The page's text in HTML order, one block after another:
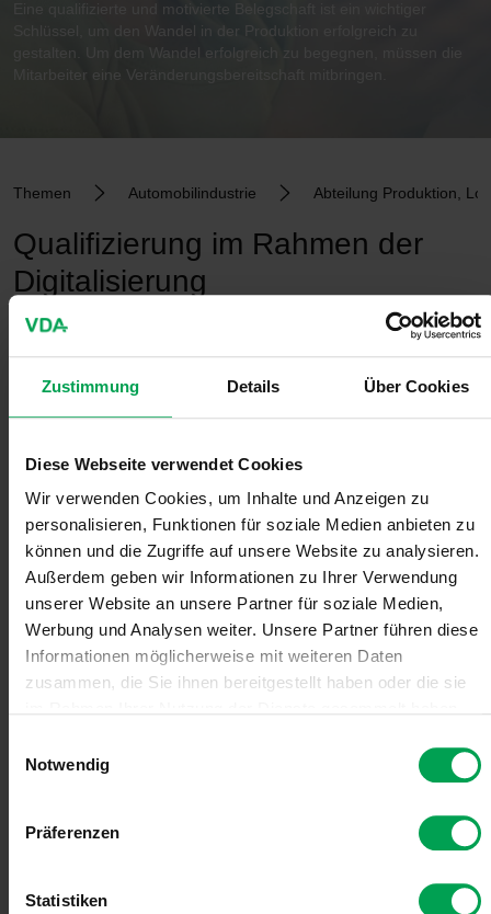
Zustimmung Details Über Cookies
Diese Webseite verwendet Cookies
Wir verwenden Cookies, um Inhalte und Anzeigen zu
personalisieren, Funktionen für soziale Medien anbieten zu
können und die Zugriffe auf unsere Website zu analysieren.
Außerdem geben wir Informationen zu Ihrer Verwendung
unserer Website an unsere Partner für soziale Medien,
Werbung und Analysen weiter. Unsere Partner führen diese
Informationen möglicherweise mit weiteren Daten
zusammen, die Sie ihnen bereitgestellt haben oder die sie
Notwendig
Präferenzen
Statistiken
Eine qualifizierte und motivierte Belegschaft ist ein wichtiger
Schlüssel, um den Wandel in der Produktion erfolgreich zu
gestalten. Um dem Wandel erfolgreich zu begegnen, müssen die
Mitarbeiter eine Veränderungsbereitschaft mitbringen.
Themen Automobilindustrie Abteilung Produktion,
Qualifizierung im Rahmen der
Digitalisierung
Wir als deutsche Automobilindustrie haben das Ziel, auch im Jahr
2030 die Schlüsselindustrie Deutschlands zu sein. Damit
zusammenhängend gilt es, vielfältige Herausforderungen zu
meistern, die unter anderem handelspolitische, gesetzgeberische
und demografische Ursprünge haben (vgl. VDA Zielbild der
diesem Kontext ist die digitale Transformation. „Der Wandel der
in der gesamten Wertschöpfungskette haben großen Einfluss auf
die Mitarbeitenden. Es ändert sich, wie das Fahrzeug von
morgen gebaut wird. Die Produktion wird flexibler und digitaler
werden.“
Zwei Elemente werden im Rahmen der digitalen Transformation
wettbewerbsentscheidend sein. Einerseits der technologische
Fortschritt, andererseits die Kompetenz der Mitarbeitenden.
Sowohl in produktionsnahen als auch nicht produktionsnahen
Lernen werden für die Mitarbeitenden unabdingbar sein, um
(immer wieder neue und) komplexe Aufgaben zu bewältigen.